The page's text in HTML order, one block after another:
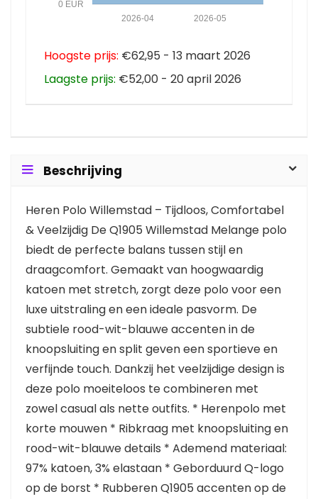
0 EUR
2026-05
2026-04
Hoogste prijs: €62,95 - 13 maart 2026
Laagste prijs: €52,00 - 20 april 2026
Beschrijving
Heren Polo Willemstad – Tijdloos, Comfortabel
& Veelzijdig De Q1905 Willemstad Melange polo
biedt de perfecte balans tussen stijl en
draagcomfort. Gemaakt van hoogwaardig
katoen met stretch, zorgt deze polo voor een
luxe uitstraling en een ideale pasvorm. De
subtiele rood-wit-blauwe accenten in de
knoopsluiting en split geven een sportieve en
verfijnde touch. Dankzij het veelzijdige design is
deze polo moeiteloos te combineren met
zowel casual als nette outfits. * Herenpolo met
korte mouwen * Ribkraag met knoopsluiting en
rood-wit-blauwe details * Ademend materiaal:
97% katoen, 3% elastaan * Geborduurd Q-logo
op de borst * Rubberen Q1905 accenten op de